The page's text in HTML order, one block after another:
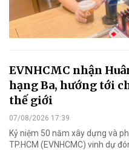
EVNHCMC nhận
hạng Ba, hướng tới
thế giới
07/08/2026 17:39
Kỷ niệm 50 năm xây dựng và
TP.HCM (EVNHCMC) vinh dự